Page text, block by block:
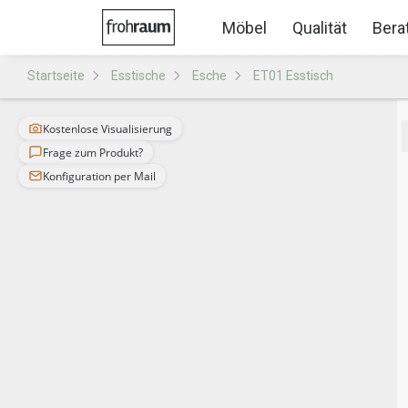
Möbel Qualität
Startseite Esstische Esche ET01 Esstisch
Kostenlose Visualisierung
Frage zum Produkt?
Konfiguration per Mail